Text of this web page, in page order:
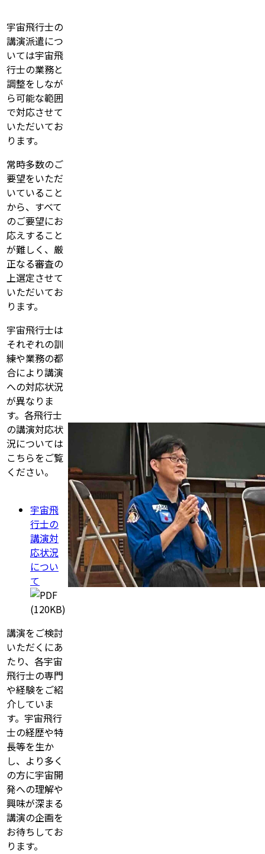
宇宙飛行士の
講演派遣につ
いては宇宙飛
行士の業務と
調整をしなが
ら可能な範囲
で対応させて
いただいてお
ります。
常時多数のご
要望をいただ
いていること
から、すべて
のご要望にお
応えすること
が難しく、厳
正なる審査の
上選定させて
いただいてお
ります。
宇宙飛行士は
それぞれの訓
練や業務の都
合により講演
への対応状況
が異なりま
す。各飛行士
の講演対応状
況については
こちらをご覧
ください。
宇宙飛
行士の
講演対
応状況
につい
て
(120KB)
講演をご検討
いただくにあ
たり、各宇宙
飛行士の専門
や経験をご紹
介していま
す。宇宙飛行
士の経歴や特
長等を生か
し、より多く
の方に宇宙開
発への理解や
興味が深まる
講演の企画を
お待ちしてお
ります。